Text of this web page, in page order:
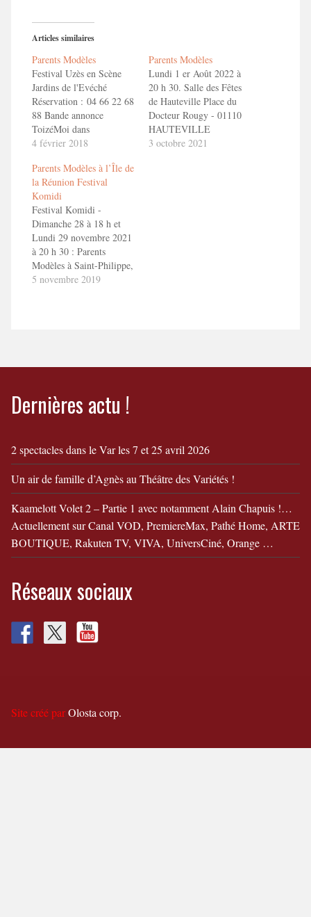
Articles similaires
Parents Modèles
Festival Uzès en Scène
Jardins de l'Evéché
Réservation : 04 66 22 68
88 Bande annonce
ToizéMoi dans
PARENTS MODELES.
plushttp://toizemoi.fr/spectacles/parents-
modeles/
4 février 2018
Parents Modèles
Lundi 1 er Août 2022 à
20 h 30. Salle des Fêtes
de Hauteville Place du
Docteur Rougy - 01110
HAUTEVILLE
LOMPNES. Dans le
3 octobre 2021
Parents Modèles à l’Île de
la Réunion Festival
Komidi
Festival Komidi -
Dimanche 28 à 18 h et
Lundi 29 novembre 2021
à 20 h 30 : Parents
Modèles à Saint-Philippe,
Théâtre Madoré -
5 novembre 2019
Dernières actu !
2 spectacles dans le Var les 7 et 25 avril 2026
Un air de famille d’Agnès au Théâtre des Variétés !
Kaamelott Volet 2 – Partie 1 avec notamment Alain Chapuis !…
Actuellement sur Canal VOD, PremiereMax, Pathé Home, ARTE
BOUTIQUE, Rakuten TV, VIVA, UniversCiné, Orange …
Réseaux sociaux
Site créé parOlosta corp.